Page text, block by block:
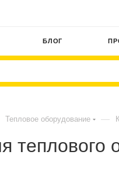
БЛОГ
Тепловое оборудование —
теплового